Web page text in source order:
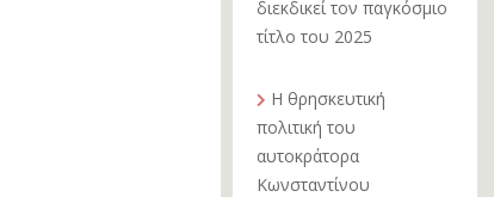
διεκδικεί τον παγκόσμιο
τίτλο του 2025
Η θρησκευτική
πολιτική του
αυτοκράτορα
Κωνσταντίνου